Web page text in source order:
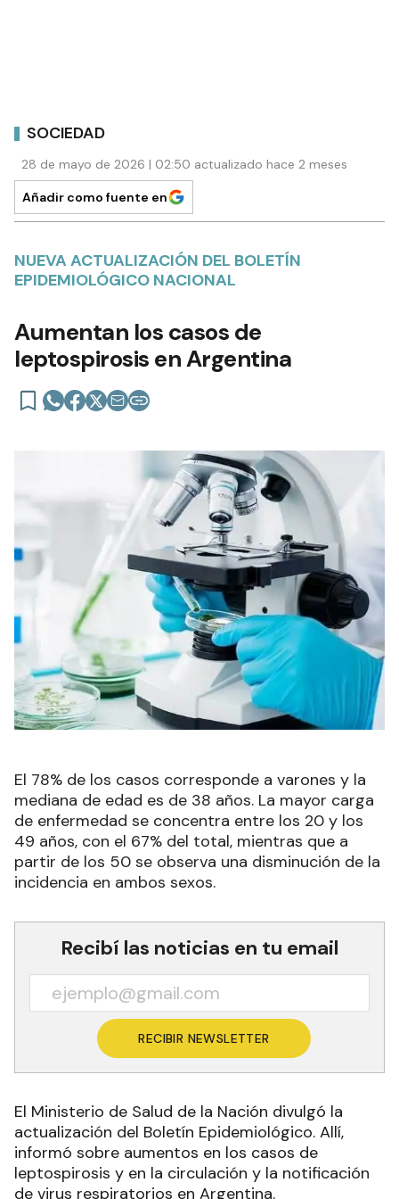
SOCIEDAD
28 de mayo de 2026 | 02:50 actualizado hace 2 meses
Añadir como fuente en
NUEVA ACTUALIZACIÓN DEL BOLETÍN
EPIDEMIOLÓGICO NACIONAL
Aumentan los casos de
leptospirosis en Argentina
El 78% de los casos corresponde a varones y la
mediana de edad es de 38 años. La mayor carga
de enfermedad se concentra entre los 20 y los
49 años, con el 67% del total, mientras que a
partir de los 50 se observa una disminución de la
incidencia en ambos sexos.
Recibí las noticias en tu email
RECIBIR NEWSLETTER
El Ministerio de Salud de la Nación divulgó la
actualización del Boletín Epidemiológico. Allí,
informó sobre aumentos en los casos de
leptospirosis y en la circulación y la notificación
de virus respiratorios en Argentina.